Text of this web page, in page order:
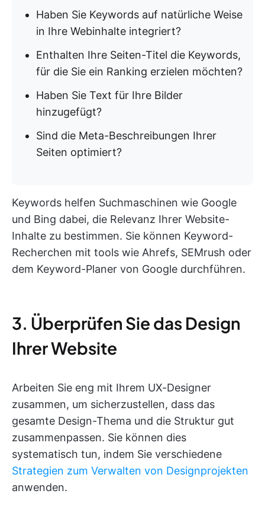
Haben Sie Keywords auf natürliche Weise
in Ihre Webinhalte integriert?
Enthalten Ihre Seiten-Titel die Keywords,
für die Sie ein Ranking erzielen möchten?
Haben Sie Text für Ihre Bilder
hinzugefügt?
Sind die Meta-Beschreibungen Ihrer
Seiten optimiert?
Keywords helfen Suchmaschinen wie Google
und Bing dabei, die Relevanz Ihrer Website-
Inhalte zu bestimmen. Sie können Keyword-
Recherchen mit tools wie Ahrefs, SEMrush oder
dem Keyword-Planer von Google durchführen.
3. Überprüfen Sie das Design
Ihrer Website
Arbeiten Sie eng mit Ihrem UX-Designer
zusammen, um sicherzustellen, dass das
gesamte Design-Thema und die Struktur gut
zusammenpassen. Sie können dies
systematisch tun, indem Sie verschiedene
Strategien zum Verwalten von Designprojekten
anwenden.